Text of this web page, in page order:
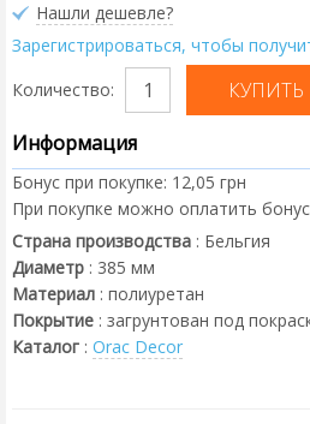
Нашли дешевле?
Зарегистрироваться, чтобы
Количество:
Информация
Бонус при покупке: 12,05 грн
При покупке можно оплатить
Страна производства : Бельгия
Диаметр : 385 мм
Материал : полиуретан
Покрытие : загрунтован под
Каталог : Orac Decor